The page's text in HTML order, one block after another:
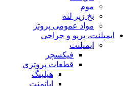
موم
نخ زیر لثه
مواد عمومی پروتز
ایمپلنت، پریو و جراحی
ایمپلنت
فیکسچر
قطعات پروتزی
هیلینگ
اباتمنت